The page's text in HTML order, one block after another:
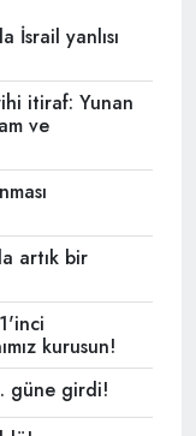
İsrail yanlısı
itiraf: Yunan
ve
artık bir
kurusun!
güne girdi!